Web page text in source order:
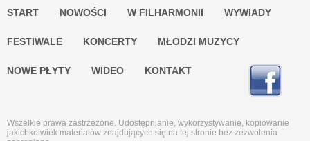
START NOWOŚCI W FILHARMONII WYWIADY
FESTIWALE KONCERTY MŁODZI MUZYCY
NOWE PŁYTY WIDEO KONTAKT
Wszelkie prawa zastrzeżone. Udostępnianie, wykorzystywanie, kopiowanie
jakichkolwiek materiałów znajdujących się na tej stronie bez zezwolenia